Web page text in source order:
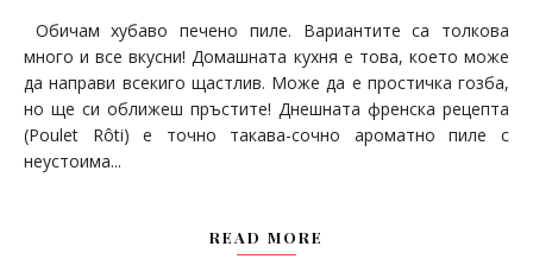
Обичам хубаво печено пиле. Вариантите са толкова
много и все вкусни! Домашната кухня е това, което може
да направи всекиго щастлив. Може да е простичка гозба,
но ще си оближеш пръстите! Днешната френска рецепта
(Poulet Rôti) е точно такава-сочно ароматно пиле с
неустоима...
READ MORE